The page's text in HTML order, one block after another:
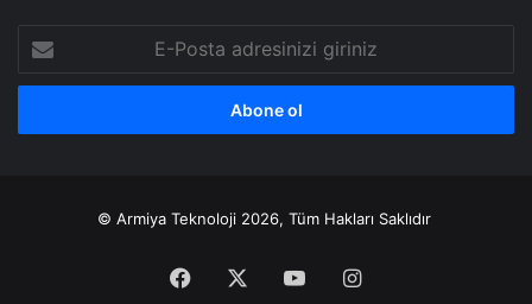
Posta
adresinizi
© Armiya Teknoloji 2026, Tüm Hakları Saklıdır
Facebook YouTubeInstagram